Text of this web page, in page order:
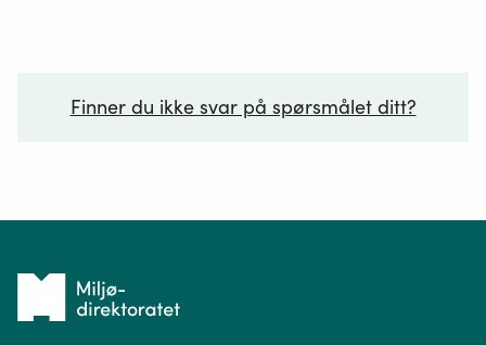
Finner du ikke svar på spørsmålet ditt?
Tilbake